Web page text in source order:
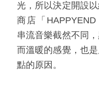
光，所以決定開設
商店「
串流音樂截然不同
而溫暖的感覺，也
點的原因。​